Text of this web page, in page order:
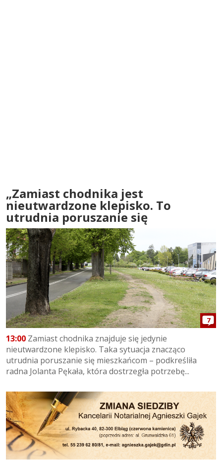
„Zamiast chodnika jest
nieutwardzone klepisko. To
utrudnia poruszanie się
7
13:00 Zamiast chodnika znajduje się jedynie
nieutwardzone klepisko. Taka sytuacja znacząco
utrudnia poruszanie się mieszkańcom – podkreśliła
radna Jolanta Pękała, która dostrzegła potrzebę...